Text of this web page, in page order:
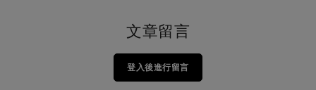
文章留言
登入後進行留言